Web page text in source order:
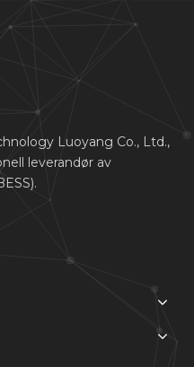
Luoyang Co., Ltd.,
leverandør av